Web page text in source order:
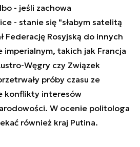
- jeśli zachowa
- stanie się "słabym satelitą
Federację Rosyjską do innych
imperialnym, takich jak Francja
Węgry czy Związek
próby czasu ze
konflikty interesów
W ocenie politologa
również kraj Putina.